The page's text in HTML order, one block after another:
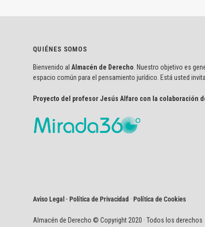
QUIÉNES SOMOS
Bienvenido al Almacén de Derecho . Nuestro objetivo es
espacio común para el pensamiento jurídico. Está usted
Proyecto del profesor Jesús Alfaro con la colaboración
Aviso Legal · Política de Privacidad ·Política de Cookies
Almacén de Derecho © Copyright 2020 · Todos los derechos